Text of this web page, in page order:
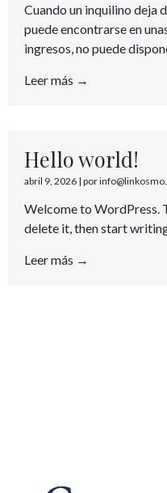
Cuando un inquilino deja
puede encontrarse en
ingresos, no puede
Leer más →
Hello world!
abril 9, 2026 | por
Welcome to WordPress.
delete it, then start
Leer más →